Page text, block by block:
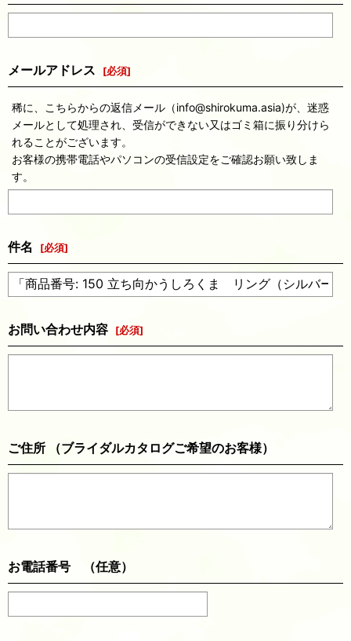
メールアドレス [必須]
稀に、こちらからの返信メール（info@shirokuma.asia)が、迷惑
メールとして処理され、受信ができない又はゴミ箱に振り分けら
れることがございます。
お客様の携帯電話やパソコンの受信設定をご確認お願い致しま
す。
件名 [必須]
お問い合わせ内容 [必須]
ご住所 （ブライダルカタログご希望のお客様）
お電話番号 （任意）